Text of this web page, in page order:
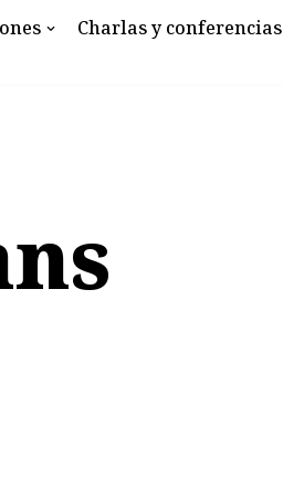
Charlas y conferencias